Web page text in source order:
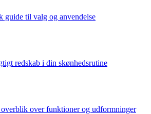
guide til valg og anvendelse
redskab i din skønhedsrutine
over funktioner og udformninger